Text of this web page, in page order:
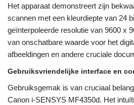
Het apparaat demonstreert zijn
scannen met een kleurdiepte van 24
geïnterpoleerde resolutie van 9600 x
van onschatbare waarde voor het
afbeeldingen en andere cruciale
Gebruiksvriendelijke interface en
Gebruiksgemak is van cruciaal
Canon i-SENSYS MF4350d. Het